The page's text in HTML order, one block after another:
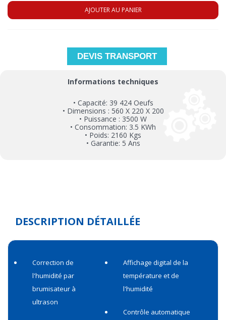
AJOUTER AU PANIER
DEVIS TRANSPORT
Informations techniques
• Capacité: 39 424 Oeufs
• Dimensions : 560 X 220 X 200
• Puissance : 3500 W
• Consommation: 3.5 KWh
• Poids: 2160 Kgs
• Garantie: 5 Ans
DESCRIPTION DÉTAILLÉE
Correction de
l'humidité par
brumisateur à
ultrason
Affichage digital de la
température et de
l'humidité
Contrôle automatique